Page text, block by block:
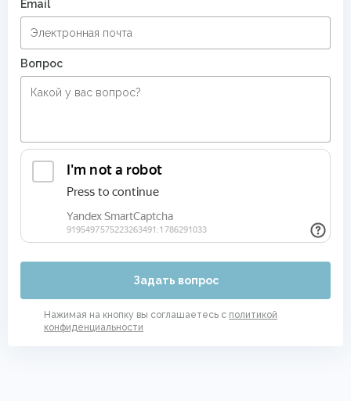
Email
Вопрос
Задать вопрос
Нажимая на кнопку вы соглашаетесь с политикой
конфиденциальности